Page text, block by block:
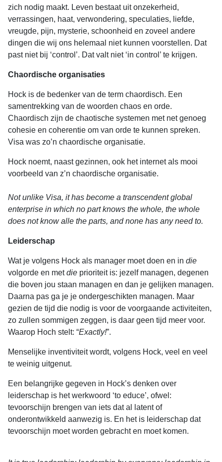
zich nodig maakt. Leven bestaat uit onzekerheid,
verrassingen, haat, verwondering, speculaties, liefde,
vreugde, pijn, mysterie, schoonheid en zoveel andere
dingen die wij ons helemaal niet kunnen voorstellen. Dat
past niet bij ‘control’. Dat valt niet ‘in control’ te krijgen.
Chaordische organisaties
Hock is de bedenker van de term chaordisch. Een
samentrekking van de woorden chaos en orde.
Chaordisch zijn de chaotische systemen met net genoeg
cohesie en coherentie om van orde te kunnen spreken.
Visa was zo’n chaordische organisatie.
Hock noemt, naast gezinnen, ook het internet als mooi
voorbeeld van z’n chaordische organisatie.
Not unlike Visa, it has become a transcendent global
enterprise in which no part knows the whole, the whole
does not know alle the parts, and none has any need to.
Leiderschap
Wat je volgens Hock als manager moet doen en in die
volgorde en metdie prioriteit is: jezelf managen, degenen
die boven jou staan managen en dan je gelijken managen.
Daarna pas ga je je ondergeschikten managen. Maar
gezien de tijd die nodig is voor de voorgaande activiteiten,
zo zullen sommigen zeggen, is daar geen tijd meer voor.
Waarop Hoch stelt: “Exactly!”.
Menselijke inventiviteit wordt, volgens Hock, veel en veel
te weinig uitgenut.
Een belangrijke gegeven in Hock’s denken over
leiderschap is het werkwoord ‘to educe’, ofwel:
tevoorschijn brengen van iets dat al latent of
onderontwikkeld aanwezig is. En het is leiderschap dat
tevoorschijn moet worden gebracht en moet komen.